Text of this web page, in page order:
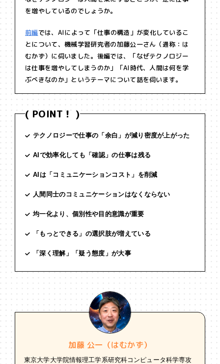
を増やしているのでしょうか。
前編では、AIによって「仕事の構造」が変化しているこ
とについて、機械学習研究者の加藤公一さん（通称：は
むかず）に伺いました。後編では、「なぜテクノロジー
は仕事を増やしてしまうのか」「AI時代、人間は何を学
ぶべきなのか」というテーマについて話を伺います。
( POINT！ )
テクノロジーで仕事の「余白」が減り密度が上がった
AIで効率化しても「確認」の仕事は残る
AIは「コミュニケーションコスト」を削減
人間同士のコミュニケーションはなくならない
均一化より、個別性や目的意識が重要
「もっとできる」の選択肢が増えている
「深く理解」「疑う態度」が大事
加藤 公一（はむかず）
東京大学大学院情報理工学系研究科コンピュータ科学専攻